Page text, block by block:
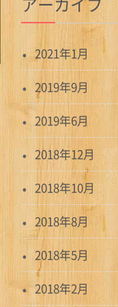
2021年1月
2019年9月
2019年6月
2018年12月
2018年10月
2018年8月
2018年5月
2018年2月